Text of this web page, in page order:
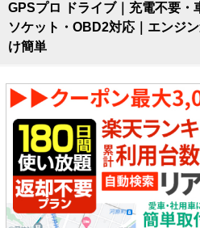
GPSプロ ドライブ｜充電不要・
ソケット・OBD2対応｜エンジ
け簡単